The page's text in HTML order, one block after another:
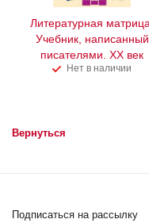
Литературная матрица.
Учебник, написанный
писателями. XX век
Нет в наличии
Вернуться
Подписаться на рассылку